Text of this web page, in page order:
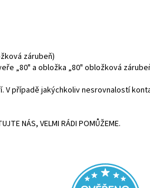
zárubeň)
„80" a obložka „80" obložková
případě jakýchkoliv nesrovnalostí
NÁS, VELMI RÁDI POMŮŽEME.